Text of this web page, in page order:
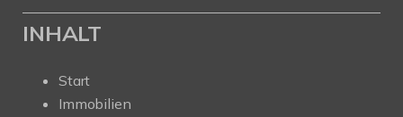
INHALT
Start
Immobilien